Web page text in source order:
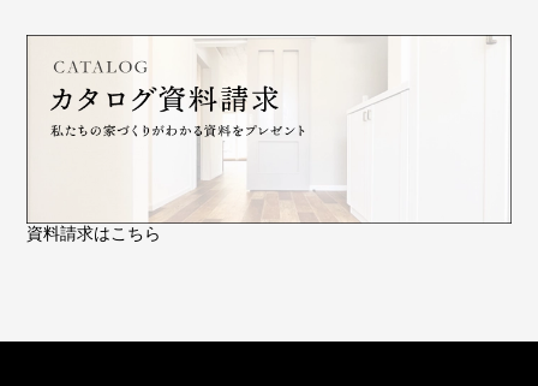
資料請求はこちら